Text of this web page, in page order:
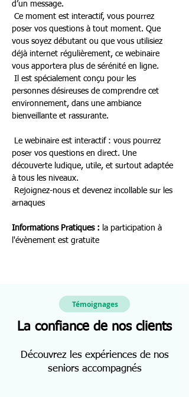
d’un message.
Ce moment est interactif, vous pourrez
poser vos questions à tout moment. Que
vous soyez débutant ou que vous utilisiez
déjà internet régulièrement, ce webinaire
vous apportera plus de sérénité en ligne.
Il est spécialement conçu pour les
personnes désireuses de comprendre cet
environnement, dans une ambiance
bienveillante et rassurante.
Le webinaire est interactif : vous pourrez
poser vos questions en direct. Une
découverte ludique, utile, et surtout adaptée
à tous les niveaux.
Rejoignez-nous et devenez incollable sur les
arnaques
Informations Pratiques : la participation à
l'évènement est gratuite
Témoignages
La confiance de nos clients
Découvrez les expériences de nos
seniors accompagnés